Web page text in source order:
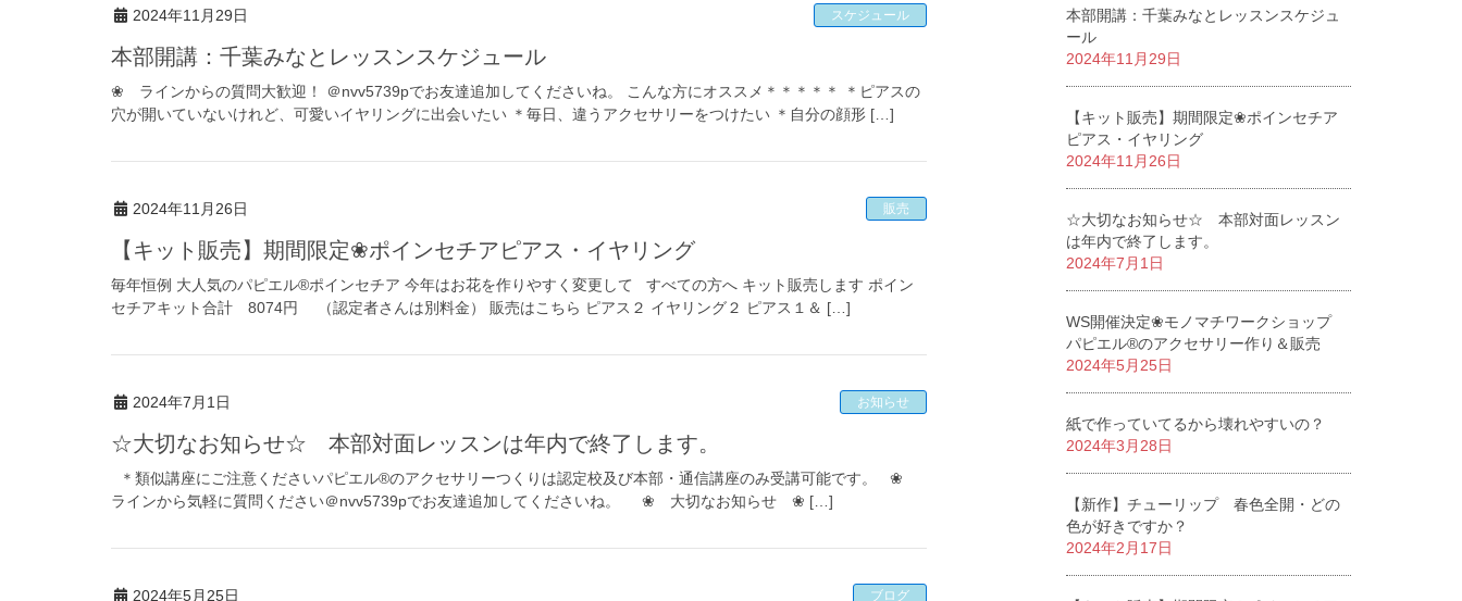
2024年11月29日 スケジュール
本部開講：千葉みなとレッスンスケジュール
❀ ラインからの質問大歓迎！ ＠nvv5739pでお友達追加してくださいね。 こんな方にオススメ＊＊＊＊＊ ＊ピアスの
穴が開いていないけれど、可愛いイヤリングに出会いたい ＊毎日、違うアクセサリーをつけたい ＊自分の顔形 […]
2024年11月26日 販売
【キット販売】期間限定❀ポインセチアピアス・イヤリング
毎年恒例 大人気のパピエル®ポインセチア 今年はお花を作りやすく変更して すべての方へ キット販売します ポイン
セチアキット合計 8074円 （認定者さんは別料金） 販売はこちら ピアス２ イヤリング２ ピアス１＆ […]
2024年7月1日 お知らせ
☆大切なお知らせ☆ 本部対面レッスンは年内で終了します。
＊類似講座にご注意くださいパピエル®のアクセサリーつくりは認定校及び本部・通信講座のみ受講可能です。 ❀
ラインから気軽に質問ください＠nvv5739pでお友達追加してくださいね。 ❀ 大切なお知らせ ❀ […]
2024年5月25日 ブログ
本部開講：千葉みなとレッスンスケジュ
ール
2024年11月29日
【キット販売】期間限定❀ポインセチア
ピアス・イヤリング
2024年11月26日
☆大切なお知らせ☆ 本部対面レッスン
は年内で終了します。
2024年7月1日
WS開催決定❀モノマチワークショップ
パピエル®のアクセサリー作り＆販売
2024年5月25日
紙で作っていてるから壊れやすいの？
2024年3月28日
【新作】チューリップ 春色全開・どの
色が好きですか？
2024年2月17日